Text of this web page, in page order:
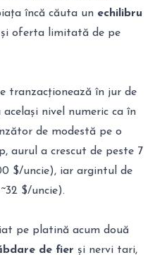
încă căuta un echilibru
oferta limitată de pe
tranzacționează în jur de
nivel numeric ca în
de modestă pe o
aurul a crescut de peste 7
$/uncie), iar argintul de
$/uncie).
pe platină acum două
de fier și nervi tari,